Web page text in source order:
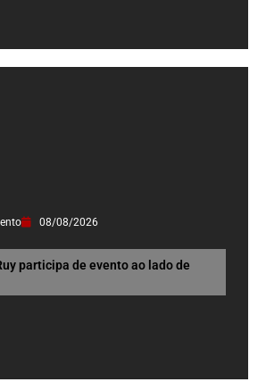
08/08/2026
participa de evento ao lado de